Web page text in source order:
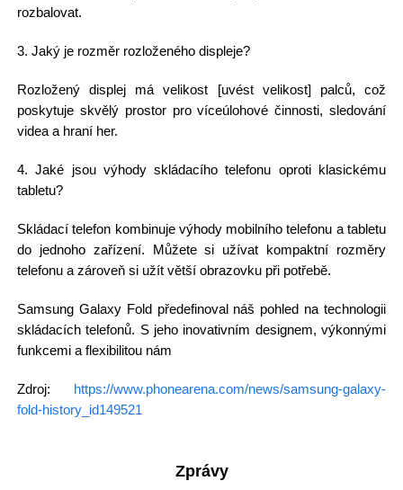
rozbalovat.
3. Jaký je rozměr rozloženého displeje?
Rozložený displej má velikost [uvést velikost] palců, což
poskytuje skvělý prostor pro víceúlohové činnosti, sledování
videa a hraní her.
4. Jaké jsou výhody skládacího telefonu oproti klasickému
tabletu?
Skládací telefon kombinuje výhody mobilního telefonu a tabletu
do jednoho zařízení. Můžete si užívat kompaktní rozměry
telefonu a zároveň si užít větší obrazovku při potřebě.
Samsung Galaxy Fold předefinoval náš pohled na technologii
skládacích telefonů. S jeho inovativním designem, výkonnými
funkcemi a flexibilitou nám
Zdroj: https://www.phonearena.com/news/samsung-galaxy-
fold-history_id149521
Zprávy